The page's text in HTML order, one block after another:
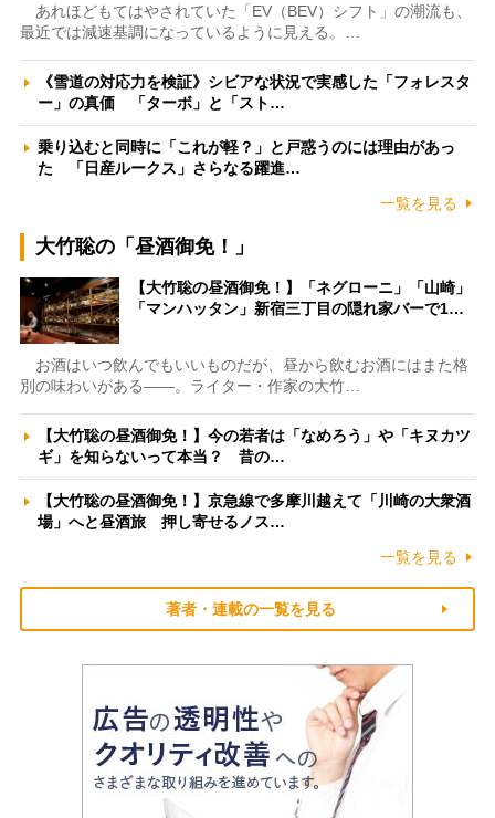
あれほどもてはやされていた「EV（BEV）シフト」の潮流も、
最近では減速基調になっているように見える。…
《雪道の対応力を検証》シビアな状況で実感した「フォレスタ
ー」の真価 「ターボ」と「スト…
乗り込むと同時に「これが軽？」と戸惑うのには理由があっ
た 「日産ルークス」さらなる躍進…
一覧を見る
大竹聡の「昼酒御免！」
【大竹聡の昼酒御免！】「ネグローニ」「山崎」
「マンハッタン」新宿三丁目の隠れ家バーで1…
お酒はいつ飲んでもいいものだが、昼から飲むお酒にはまた格
別の味わいがある――。ライター・作家の大竹…
【大竹聡の昼酒御免！】今の若者は「なめろう」や「キヌカツ
ギ」を知らないって本当？ 昔の…
【大竹聡の昼酒御免！】京急線で多摩川越えて「川崎の大衆酒
場」へと昼酒旅 押し寄せるノス…
一覧を見る
著者・連載の一覧を見る